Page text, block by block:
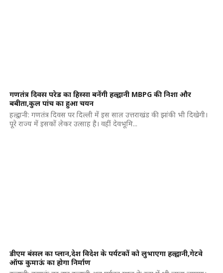
गणतंत्र दिवस परेड का हिस्सा बनेंगी हल्द्वानी MBPG की निशा और
बबीता,कुल पांच का हुआ चयन
हल्द्वानी: गणतंत्र दिवस पर दिल्ली में इस साल उत्तराखंड की झांकी भी दिखेगी।
पूरे राज्य में इसकों लेकर उत्साह है। वहीं देवभूमि...
डीएम बंसल का प्लान,देश विदेश के पर्यटकों को लुभाएगा हल्द्वानी,गेटवे
ऑफ कुमाऊं का होगा निर्माण